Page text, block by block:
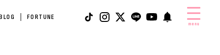
FORTUNE
menu